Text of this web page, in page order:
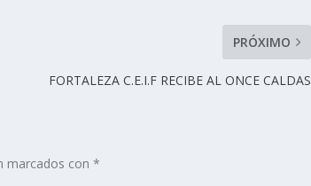
PRÓXIMO
FORTALEZA C.E.I.F RECIBE AL ONCE CALDAS
marcados con*